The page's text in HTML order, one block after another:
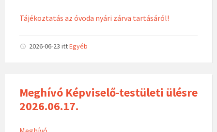
Tájékoztatás az óvoda nyári zárva tartásáról!
2026-06-23 ittEgyéb
Meghívó Képviselő-testületi ülésre
2026.06.17.